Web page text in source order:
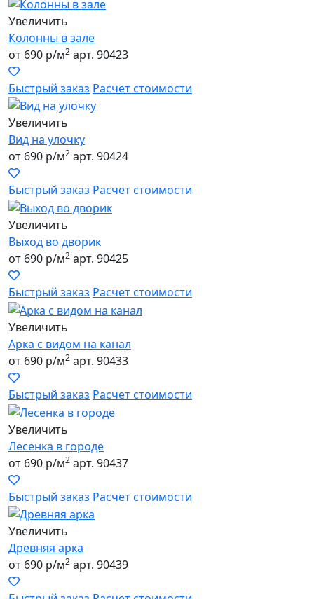
Увеличить
Колонны в зале
от 690 р/м2 арт. 90423
Быстрый заказ Расчет стоимости
Увеличить
Вид на улочку
от 690 р/м2 арт. 90424
Быстрый заказ Расчет стоимости
Увеличить
Выход во дворик
от 690 р/м2 арт. 90425
Быстрый заказ Расчет стоимости
Увеличить
Арка с видом на канал
от 690 р/м2 арт. 90433
Быстрый заказ Расчет стоимости
Увеличить
Лесенка в городе
от 690 р/м2 арт. 90437
Быстрый заказ Расчет стоимости
Увеличить
Древняя арка
от 690 р/м2 арт. 90439